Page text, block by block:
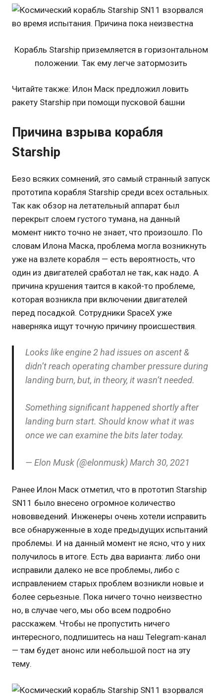
Корабль Starship приземляется в горизонтальном
положении. Так ему легче затормозить
Читайте также: Илон Маск предложил ловить
ракету Starship при помощи пусковой башни
Причина взрыва корабля
Starship
Безо всяких сомнений, это самый странный запуск
прототипа корабля Starship среди всех остальных.
Так как обзор на летательный аппарат был
перекрыт слоем густого тумана, на данный
момент никто точно не знает, что произошло. По
словам Илона Маска, проблема могла возникнуть
уже на взлете корабля — есть вероятность, что
один из двигателей сработал не так, как надо. А
причина крушения таится в какой-то проблеме,
которая возникла при включении двигателей
перед посадкой. Сотрудники SpaceX уже
наверняка ищут точную причину происшествия.
Looks like engine 2 had issues on ascent &
didn’t reach operating chamber pressure during
landing burn, but, in theory, it wasn’t needed.
Something significant happened shortly after
landing burn start. Should know what it was
once we can examine the bits later today.
— Elon Musk (@elonmusk) March 30, 2021
Ранее Илон Маск отметил, что в прототип Starship
SN11 было внесено огромное количество
нововведений. Инженеры очень хотели исправить
все обнаруженные в ходе предыдущих испытаний
проблемы. И на данный момент не ясно, что у них
получилось в итоге. Есть два варианта: либо они
исправили далеко не все проблемы, либо с
исправлением старых проблем возникли новые и
более серьезные. Пока ничего точно неизвестно
но, в случае чего, мы обо всем подробно
расскажем. Чтобы не пропустить ничего
интересного, подпишитесь на наш Telegram-канал
— там будет анонс или небольшой пост на эту
тему.